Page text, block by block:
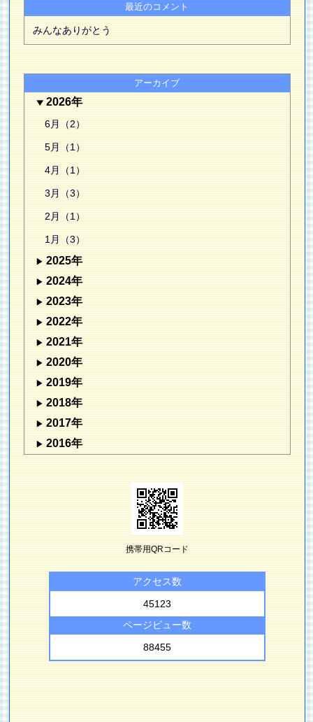
最近のコメント
みんなありがとう
アーカイブ
2026年
6月（2）
5月（1）
4月（1）
3月（3）
2月（1）
1月（3）
2025年
2024年
2023年
2022年
2021年
2020年
2019年
2018年
2017年
2016年
携帯用QRコード
アクセス数
45123
ページビュー数
88455